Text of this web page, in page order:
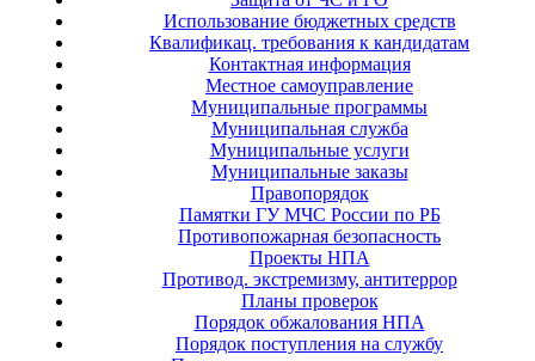
Использование бюджетных средств
Квалификац. требования к кандидатам
Контактная информация
Местное самоуправление
Муниципальные программы
Муниципальная служба
Муниципальные услуги
Муниципальные заказы
Правопорядок
Памятки ГУ МЧС России по РБ
Противопожарная безопасность
Проекты НПА
Противод. экстремизму, антитеррор
Планы проверок
Порядок обжалования НПА
Порядок поступления на службу